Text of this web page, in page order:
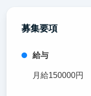
募集要項
給与
月給150000円